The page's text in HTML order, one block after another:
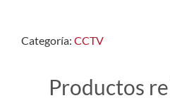
Categoría: CCTV
Productos